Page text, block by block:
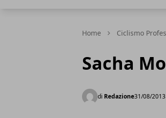
Home Ciclismo
Sacha
di Redazione31/08/2013